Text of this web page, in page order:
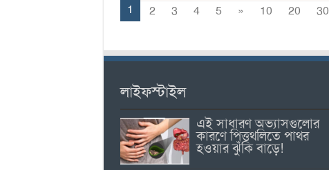
1 2 3 4 5 » 10 20 30
লাইফস্টাইল
এই সাধারণ অভ্যাসগুলোর
কারণে পিত্তথলিতে পাথর
হওয়ার ঝুঁকি বাড়ে!